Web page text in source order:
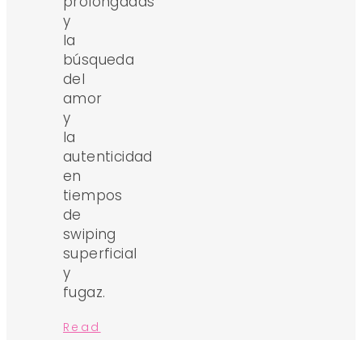
y
la
búsqueda
del
amor
y
la
autenticidad
en
tiempos
de
swiping
superficial
y
fugaz.
Read